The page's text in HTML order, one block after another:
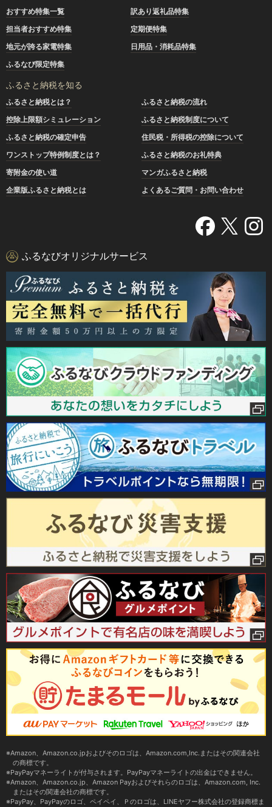
おすすめ特集一覧
訳あり返礼品特集
担当者おすすめ特集
定期便特集
地元が誇る家電特集
日用品・消耗品特集
ふるなび限定特集
ふるさと納税を知る
ふるさと納税とは？
ふるさと納税の流れ
控除上限額シミュレーション
ふるさと納税制度について
ふるさと納税の確定申告
住民税・所得税の控除について
ワンストップ特例制度とは？
ふるさと納税のお礼特典
寄附金の使い道
マンガふるさと納税
企業版ふるさと納税とは
よくあるご質問・お問い合わせ
ふるなびオリジナルサービス
Amazon、Amazon.co.jpおよびそのロゴは、Amazon.com,Inc.またはその関連会社
の商標です。
PayPayマネーライトが付与されます。PayPayマネーライトの出金はできません。
Amazon、Amazon.co.jp、Amazon Payおよびそれらのロゴは、Amazon.com, Inc.
またはその関連会社の商標です。
PayPay、PayPayのロゴ、ペイペイ、Ｐのロゴは、LINEヤフー株式会社の登録商標ま